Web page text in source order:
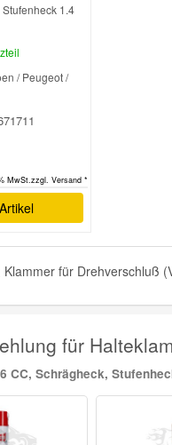
1.4
/ Peugeot /
MwSt.zzgl. Versand *
für Drehverschluß
für
CC, Schrägheck,